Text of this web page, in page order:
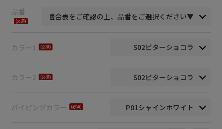
品番
カラー1
カラー2
パイピングカラー